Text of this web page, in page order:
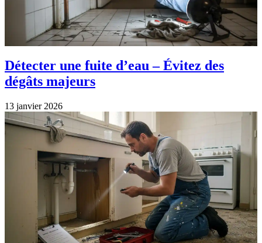
Détecter une fuite d’eau – Évitez des
dégâts majeurs
13 janvier 2026